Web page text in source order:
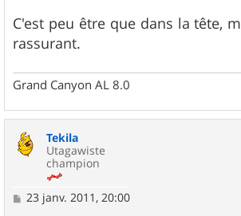
C'est peu être que dans la tête,
rassurant.
Grand Canyon AL 8.0
Tekila
Utagawiste
champion
M
23 janv. 2011, 20:00